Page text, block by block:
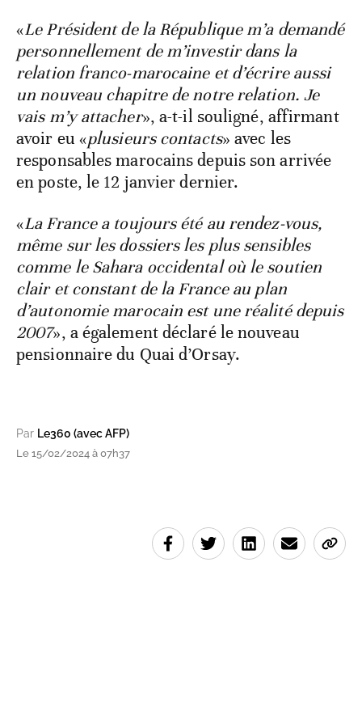
«Le Président de la République m’a demandé
personnellement de m’investir dans la
relation franco-marocaine et d’écrire aussi
un nouveau chapitre de notre relation. Je
vais m’y attacher», a-t-il souligné, affirmant
avoir eu «plusieurs contacts» avec les
responsables marocains depuis son arrivée
en poste, le 12 janvier dernier.
«La France a toujours été au rendez-vous,
même sur les dossiers les plus sensibles
comme le Sahara occidental où le soutien
clair et constant de la France au plan
d’autonomie marocain est une réalité depuis
2007», a également déclaré le nouveau
pensionnaire du Quai d’Orsay.
Par Le360 (avec AFP)
Le 15/02/2024 à 07h37